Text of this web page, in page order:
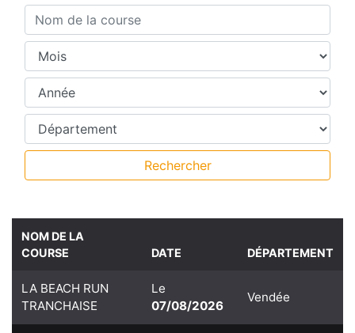
Nom de la course
Mois
Année
Département
Rechercher
NOM DE LA
COURSE
DATE DÉPARTEMENT
LA BEACH RUN
TRANCHAISE
Le
07/08/2026
Vendée